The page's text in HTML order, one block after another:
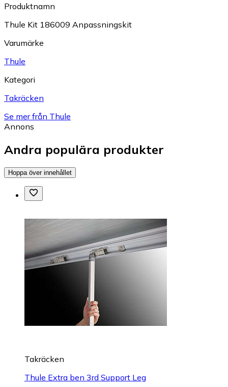
Produktnamn
Thule Kit 186009 Anpassningskit
Varumärke
Thule
Kategori
Takräcken
Se mer från Thule
Annons
Andra populära produkter
Hoppa över innehållet
Takräcken
Thule Extra ben 3rd Support Leg